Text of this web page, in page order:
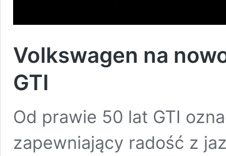
Volkswagen na
GTI
Od prawie 50 lat GTI
zapewniający radość z